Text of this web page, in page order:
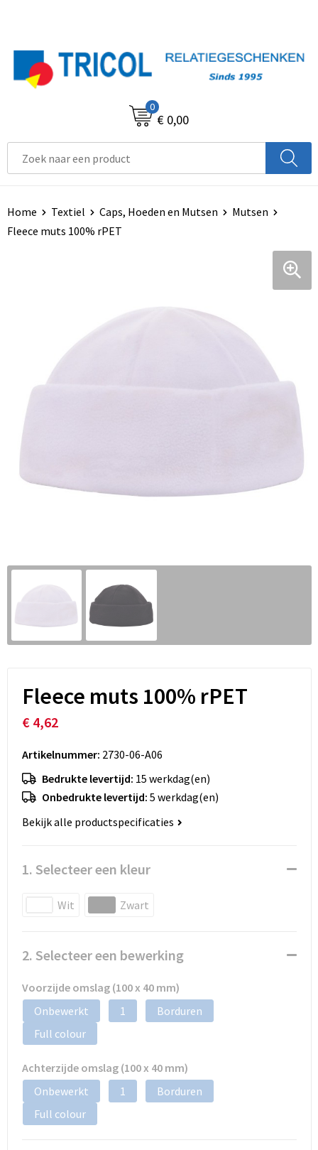
0
€ 0,00
Home Textiel Caps, Hoeden en Mutsen
Mutsen
Fleece muts 100% rPET
Fleece muts 100% rPET
€ 4,62
Artikelnummer: 2730-06-A06
Bedrukte levertijd: 15 werkdag(en)
Onbedrukte levertijd: 5 werkdag(en)
Bekijk alle productspecificaties
1. Selecteer een kleur
Wit Zwart
2. Selecteer een bewerking
Voorzijde omslag (100 x 40 mm)
Onbewerkt
1
Borduren
Full colour
Achterzijde omslag (100 x 40 mm)
Onbewerkt
1
Borduren
Full colour